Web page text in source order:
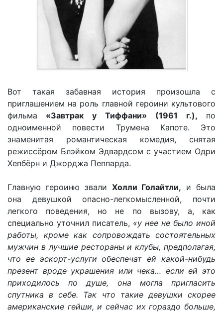
Вот такая забавная история произошла с
приглашением на роль главной героини культового
фильма «Завтрак у Тиффани» (1961 г.), по
одноименной повести Трумена Капоте. Это
знаменитая романтическая комедия, снятая
режиссёром Блэйком Эдвардсом с участием Одри
Хепбёрн и Джорджа Пеппарда.
Главную героиню звали Холли Голайтли, и была
она девушкой опасно-легкомысленной, почти
легкого поведения, но не по вызову, а, как
специально уточнил писатель, «у нее не было иной
работы, кроме как сопровождать состоятельных
мужчин в лучшие рестораны и клубы, предполагая,
что ее эскорт-услуги обеспечат ей какой-нибудь
презент вроде украшения или чека… если ей это
приходилось по душе, она могла пригласить
спутника в себе. Так что такие девушки скорее
американские гейши, и сейчас их гораздо больше,